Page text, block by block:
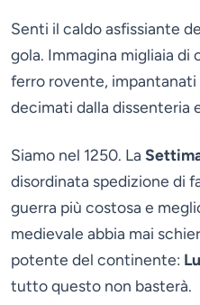
Senti il caldo asfissiante
gola. Immagina migliaia di
ferro rovente,
decimati dalla dissenteria
Siamo nel 1250. La
disordinata spedizione di
guerra più costosa e
medievale abbia mai
potente del continente:
tutto questo non basterà.